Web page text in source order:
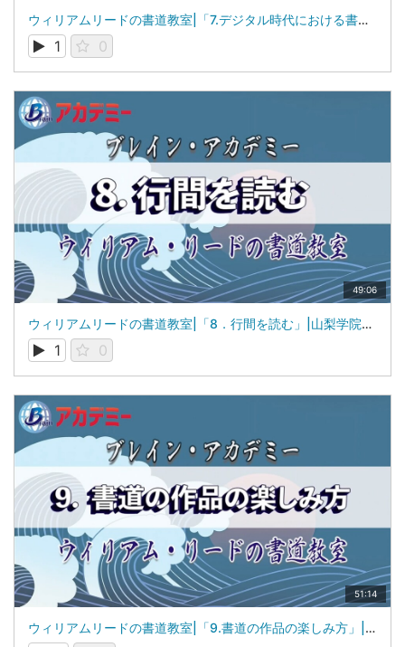
ウィリアムリードの書道教室|「7.デジタル時代における書道の位置づけ」|山梨学院大学 国際リベラルアーツ学部（iCLA）教授 ウィリアム・リード
1 0
49:06
ウィリアムリードの書道教室|「8．行間を読む」|山梨学院大学 国際リベラルアーツ学部（iCLA）教授 ウィリアム・リード
1 0
51:14
ウィリアムリードの書道教室|「9.書道の作品の楽しみ方」|山梨学院大学 国際リベラルアーツ学部（iCLA）教授 ウィリアム・リード